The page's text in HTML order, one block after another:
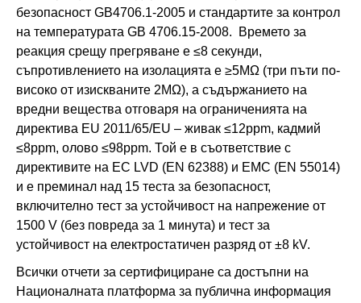
безопасност GB4706.1-2005 и стандартите за контрол
на температурата GB 4706.15-2008. Времето за
реакция срещу прегряване е ≤8 секунди,
съпротивлението на изолацията е ≥5MΩ (три пъти по-
високо от изискваните 2MΩ), а съдържанието на
вредни вещества отговаря на ограниченията на
директива EU 2011/65/EU – живак ≤12ppm, кадмий
≤8ppm, олово ≤98ppm. Той е в съответствие с
директивите на ЕС LVD (EN 62388) и EMC (EN 55014)
и е преминал над 15 теста за безопасност,
включително тест за устойчивост на напрежение от
1500 V (без повреда за 1 минута) и тест за
устойчивост на електростатичен разряд от ±8 kV.
Всички отчети за сертифициране са достъпни на
Националната платформа за публична информация